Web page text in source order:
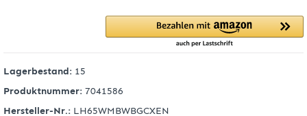
Lagerbestand: 15
Produktnummer: 7041586
Hersteller-Nr.: LH65WMBWBGCXEN